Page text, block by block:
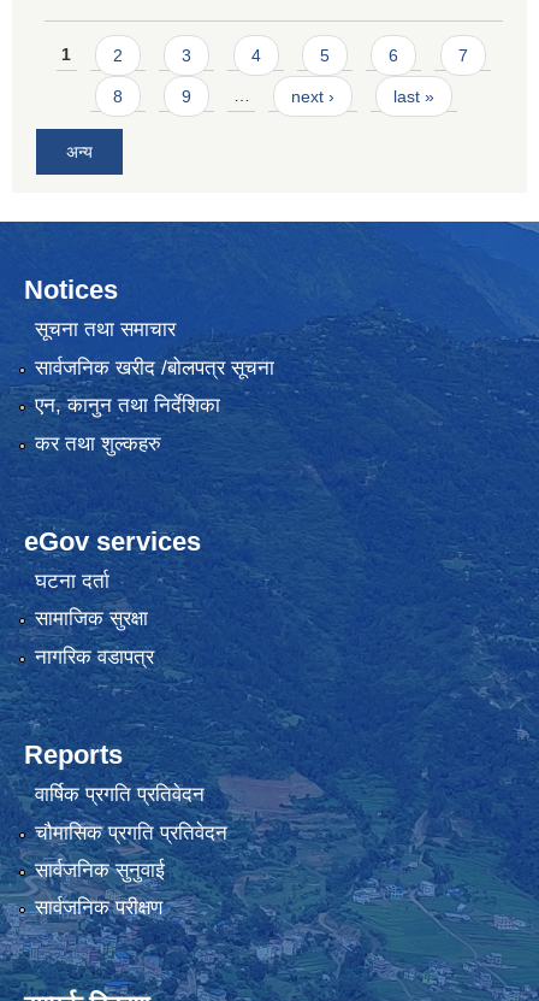
Pages
1 2 3 4 5 6 7
8 9 … next › last »
अन्य
Notices
सूचना तथा समाचार
सार्वजनिक खरीद /बोलपत्र सूचना
एन, कानुन तथा निर्देशिका
कर तथा शुल्कहरु
eGov services
घटना दर्ता
सामाजिक सुरक्षा
नागरिक वडापत्र
Reports
वार्षिक प्रगति प्रतिवेदन
चौमासिक प्रगति प्रतिवेदन
सार्वजनिक सुनुवाई
सार्वजनिक परीक्षण